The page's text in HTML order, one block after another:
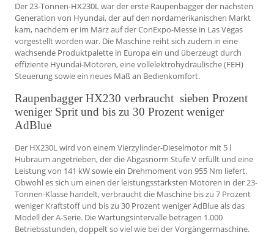
Der 23-Tonnen-HX230L war der erste Raupenbagger der nächsten
Generation von Hyundai, der auf den nordamerikanischen Markt
kam, nachdem er im März auf der ConExpo-Messe in Las Vegas
vorgestellt worden war. Die Maschine reiht sich zudem in eine
wachsende Produktpalette in Europa ein und überzeugt durch
effiziente Hyundai-Motoren, eine vollelektrohydraulische (FEH)
Steuerung sowie ein neues Maß an Bedienkomfort.
Raupenbagger HX230 verbraucht sieben Prozent
weniger Sprit und bis zu 30 Prozent weniger
AdBlue
Der HX230L wird von einem Vierzylinder-Dieselmotor mit 5 l
Hubraum angetrieben, der die Abgasnorm Stufe V erfüllt und eine
Leistung von 141 kW sowie ein Drehmoment von 955 Nm liefert.
Obwohl es sich um einen der leistungsstärksten Motoren in der 23-
Tonnen-Klasse handelt, verbraucht die Maschine bis zu 7 Prozent
weniger Kraftstoff und bis zu 30 Prozent weniger AdBlue als das
Modell der A-Serie. Die Wartungsintervalle betragen 1.000
Betriebsstunden, doppelt so viel wie bei der Vorgängermaschine.